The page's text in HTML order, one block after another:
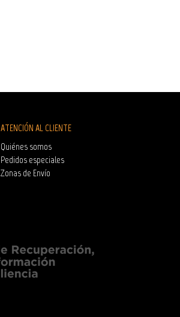
ATENCIÓN AL CLIENTE
Quiénes somos
Pedidos especiales
Zonas de Envío